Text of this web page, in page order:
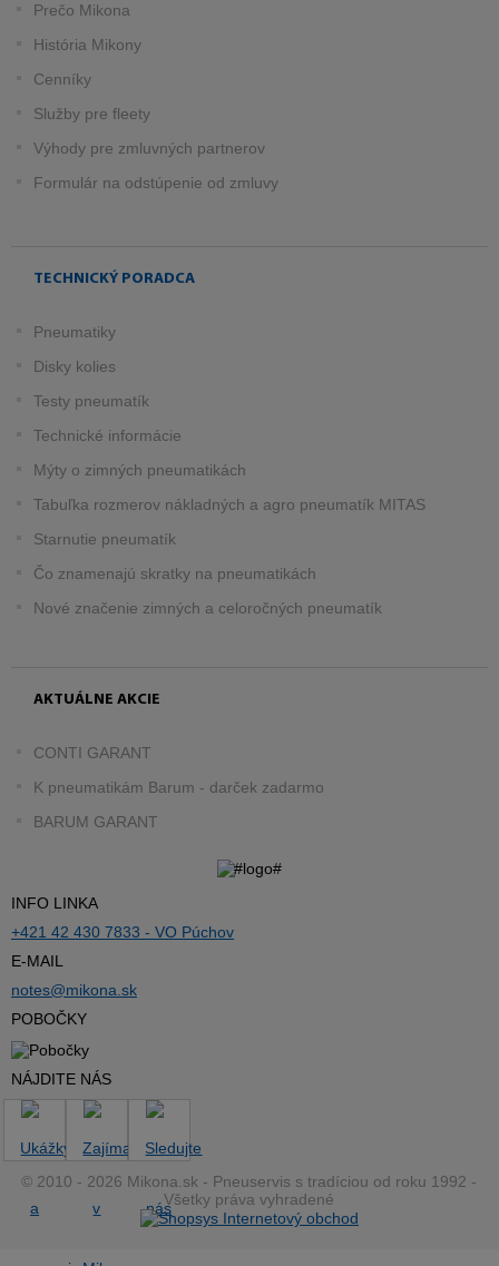
Prečo Mikona
História Mikony
Cenníky
Služby pre fleety
Výhody pre zmluvných partnerov
Formulár na odstúpenie od zmluvy
TECHNICKÝ PORADCA
Pneumatiky
Disky kolies
Testy pneumatík
Technické informácie
Mýty o zimných pneumatikách
Tabuľka rozmerov nákladných a agro pneumatík MITAS
Starnutie pneumatík
Čo znamenajú skratky na pneumatikách
Nové značenie zimných a celoročných pneumatík
AKTUÁLNE AKCIE
CONTI GARANT
K pneumatikám Barum - darček zadarmo
BARUM GARANT
INFO LINKA
+421 42 430 7833 - VO Púchov
E-MAIL
notes@mikona.sk
POBOČKY
NÁJDITE NÁS
© 2010 - 2026 Mikona.sk - Pneuservis s tradíciou od roku 1992 -
Všetky práva vyhradené